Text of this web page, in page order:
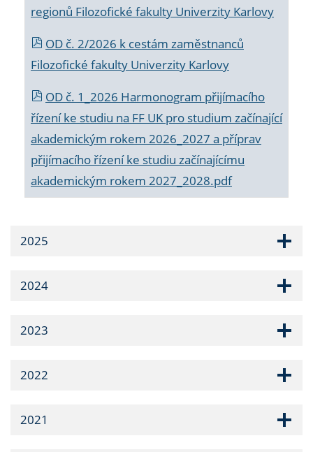
regionů Filozofické fakulty Univerzity Karlovy
OD č. 2/2026 k cestám zaměstnanců
Filozofické fakulty Univerzity Karlovy
OD č. 1_2026 Harmonogram přijímacího
řízení ke studiu na FF UK pro studium začínající
akademickým rokem 2026_2027 a příprav
přijímacího řízení ke studiu začínajícímu
akademickým rokem 2027_2028.pdf
2025
2024
2023
2022
2021